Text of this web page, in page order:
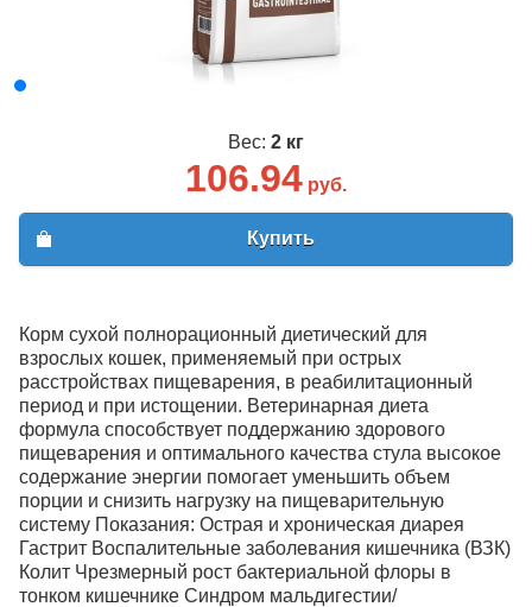
Вес: 2 кг
106.94 руб.
Купить
Корм сухой полнорационный диетический для
взрослых кошек, применяемый при острых
расстройствах пищеварения, в реабилитационный
период и при истощении. Ветеринарная диета
формула способствует поддержанию здорового
пищеварения и оптимального качества стула высокое
содержание энергии помогает уменьшить объем
порции и снизить нагрузку на пищеварительную
систему Показания: Острая и хроническая диарея
Гастрит Воспалительные заболевания кишечника (ВЗК)
Колит Чрезмерный рост бактериальной флоры в
тонком кишечнике Синдром мальдигестии/